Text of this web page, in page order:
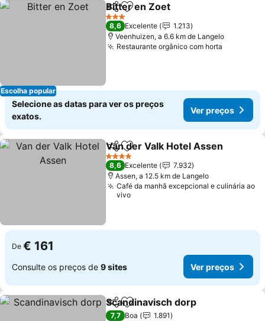
Escolha popular
PartilharAdicionar aos favoritos
Bitter en Zoet
3 Estrelas
8,6 Excelente
1.213
Veenhuizen, a 6.6 km de Langelo
Restaurante orgânico com horta
Selecione as datas para ver os preços
exatos.
Ver preços
PartilharAdicionar aos favoritos
Van der Valk Hotel Assen
4 Estrelas
8,6 Excelente
7.932
Assen, a 12.5 km de Langelo
Café da manhã excepcional e culinária ao
vivo
De € 161
Consulte os preços de 9 sites Ver preços
PartilharAdicionar aos favoritos
Scandinavisch dorp
7,7 Boa
1.891